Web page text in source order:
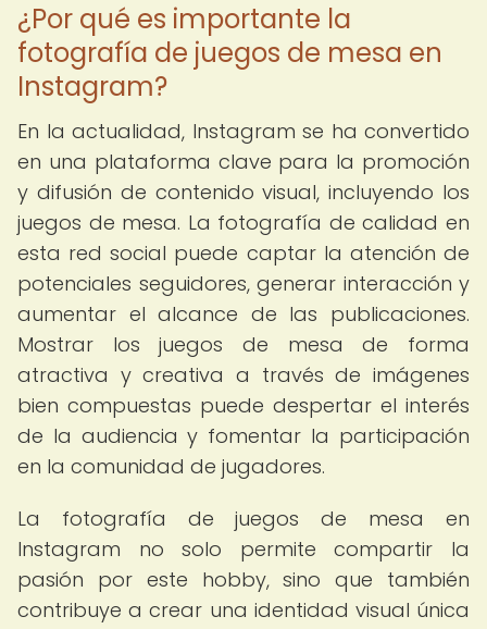
¿Por qué es importante la
fotografía de juegos de mesa en
Instagram?
En la actualidad, Instagram se ha convertido
en una plataforma clave para la promoción
y difusión de contenido visual, incluyendo los
juegos de mesa. La fotografía de calidad en
esta red social puede captar la atención de
potenciales seguidores, generar interacción y
aumentar el alcance de las publicaciones.
Mostrar los juegos de mesa de forma
atractiva y creativa a través de imágenes
bien compuestas puede despertar el interés
de la audiencia y fomentar la participación
en la comunidad de jugadores.
La fotografía de juegos de mesa en
Instagram no solo permite compartir la
pasión por este hobby, sino que también
contribuye a crear una identidad visual única